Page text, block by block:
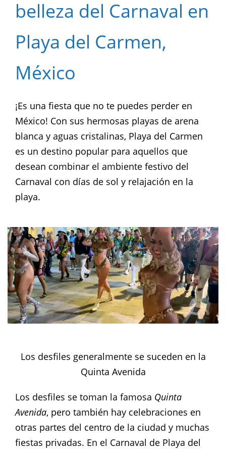
belleza del Carnaval en
Playa del Carmen,
México
¡Es una fiesta que no te puedes perder en
México! Con sus hermosas playas de arena
blanca y aguas cristalinas, Playa del Carmen
es un destino popular para aquellos que
desean combinar el ambiente festivo del
Carnaval con días de sol y relajación en la
playa.
Los desfiles generalmente se suceden en la
Quinta Avenida
Los desfiles se toman la famosa Quinta
Avenida, pero también hay celebraciones en
otras partes del centro de la ciudad y muchas
fiestas privadas. En el Carnaval de Playa del